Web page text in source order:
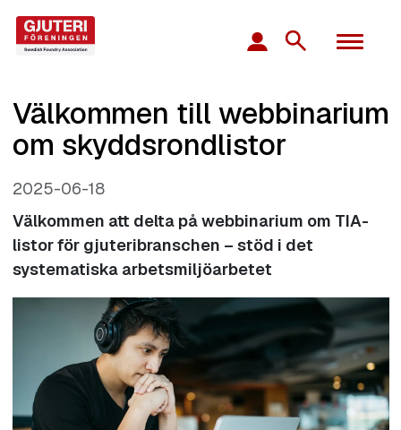
Välkommen till webbinarium
om skyddsrondlistor
2025-06-18
Välkommen att delta på webbinarium om TIA-
listor för gjuteribranschen – stöd i det
systematiska arbetsmiljöarbetet